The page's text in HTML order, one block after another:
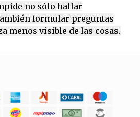
no sólo hallar
formular preguntas
menos visible de las cosas.